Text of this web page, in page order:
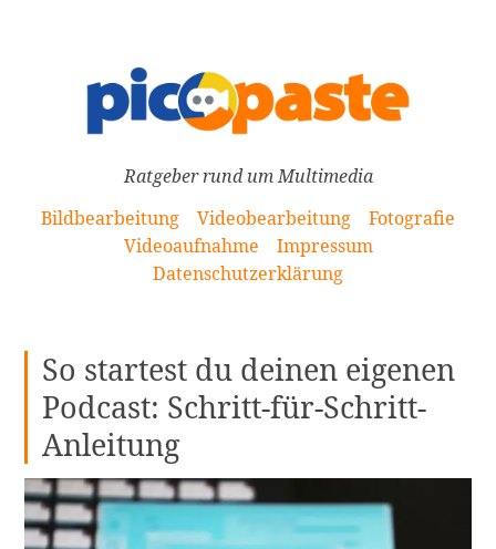
Ratgeber rund um Multimedia
Bildbearbeitung
Videobearbeitung
Fotografie
Videoaufnahme
Impressum
Datenschutzerklärung
So startest du deinen eigenen
Podcast: Schritt-für-Schritt-
Anleitung